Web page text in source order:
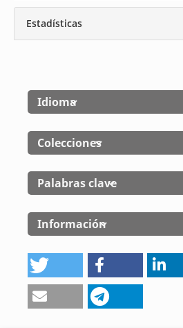
Estadísticas
Idioma
Colecciones
Palabras clave
Información